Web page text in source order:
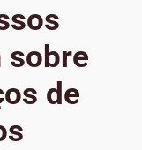
sobre
de